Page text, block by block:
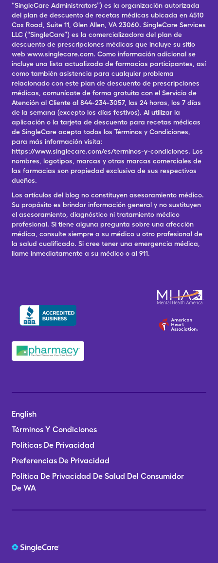
“SingleCare Administrators”) es la organización autorizada
del plan de descuento de recetas médicas ubicada en 4510
Cox Road, Suite 11, Glen Allen, VA 23060. SingleCare Services
LLC (“SingleCare”) es la comercializadora del plan de
descuento de prescripciones médicas que incluye su sitio
web www.singlecare.com. Como información adicional se
incluye una lista actualizada de farmacias participantes, así
como también asistencia para cualquier problema
relacionado con este plan de descuento de prescripciones
médicas, comunícate de forma gratuita con el Servicio de
Atención al Cliente al 844-234-3057, las 24 horas, los 7 días
de la semana (excepto los días festivos). Al utilizar la
aplicación o la tarjeta de descuento para recetas médicas
de SingleCare acepta todos los Términos y Condiciones,
para más información visita:
https://www.singlecare.com/es/terminos-y-condiciones. Los
nombres, logotipos, marcas y otras marcas comerciales de
las farmacias son propiedad exclusiva de sus respectivos
dueños.
Los artículos del blog no constituyen asesoramiento médico.
Su propósito es brindar información general y no sustituyen
el asesoramiento, diagnóstico ni tratamiento médico
profesional. Si tiene alguna pregunta sobre una afección
médica, consulte siempre a su médico u otro profesional de
la salud cualificado. Si cree tener una emergencia médica,
llame inmediatamente a su médico o al 911.
English
Términos Y Condiciones
Políticas De Privacidad
Preferencias De Privacidad
Política De Privacidad De Salud Del Consumidor
De WA